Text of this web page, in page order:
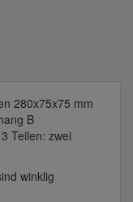
280x75x75 mm
B
Teilen: zwei
winklig